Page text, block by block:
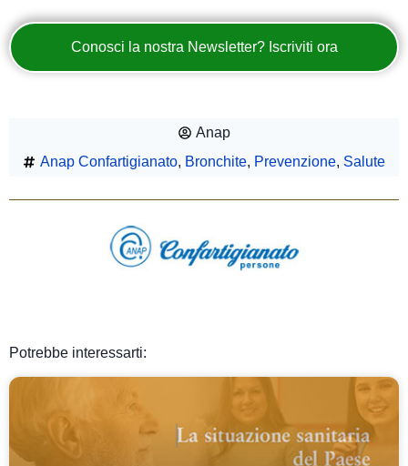
Conosci la nostra Newsletter? Iscriviti ora
Anap
Anap Confartigianato, Bronchite, Prevenzione, Salute
Potrebbe interessarti: